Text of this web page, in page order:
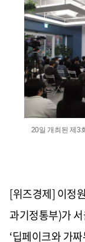
20일 개최된 제3
[위즈경제] 이정
과기정통부)가
‘딥페이크와 가